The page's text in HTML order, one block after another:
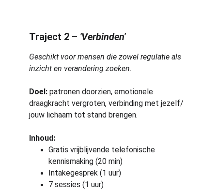
Traject 2 – 'Verbinden'
Geschikt voor mensen die zowel regulatie als
inzicht en verandering zoeken.
Doel: patronen doorzien, emotionele
draagkracht vergroten, verbinding met jezelf/
jouw lichaam tot stand brengen.
Inhoud:
Gratis vrijblijvende telefonische
kennismaking (20 min)
Intakegesprek (1 uur)
7 sessies (1 uur)